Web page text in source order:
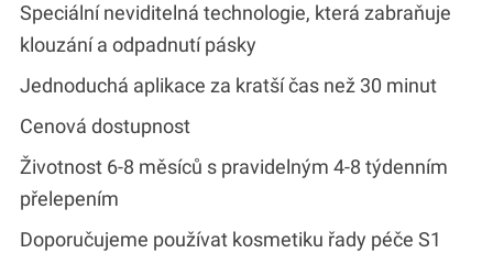
Speciální neviditelná technologie, která zabraňuje
klouzání a odpadnutí pásky
Jednoduchá aplikace za kratší čas než 30 minut
Cenová dostupnost
Životnost 6-8 měsíců s pravidelným 4-8 týdenním
přelepením
Doporučujeme používat kosmetiku řady péče S1